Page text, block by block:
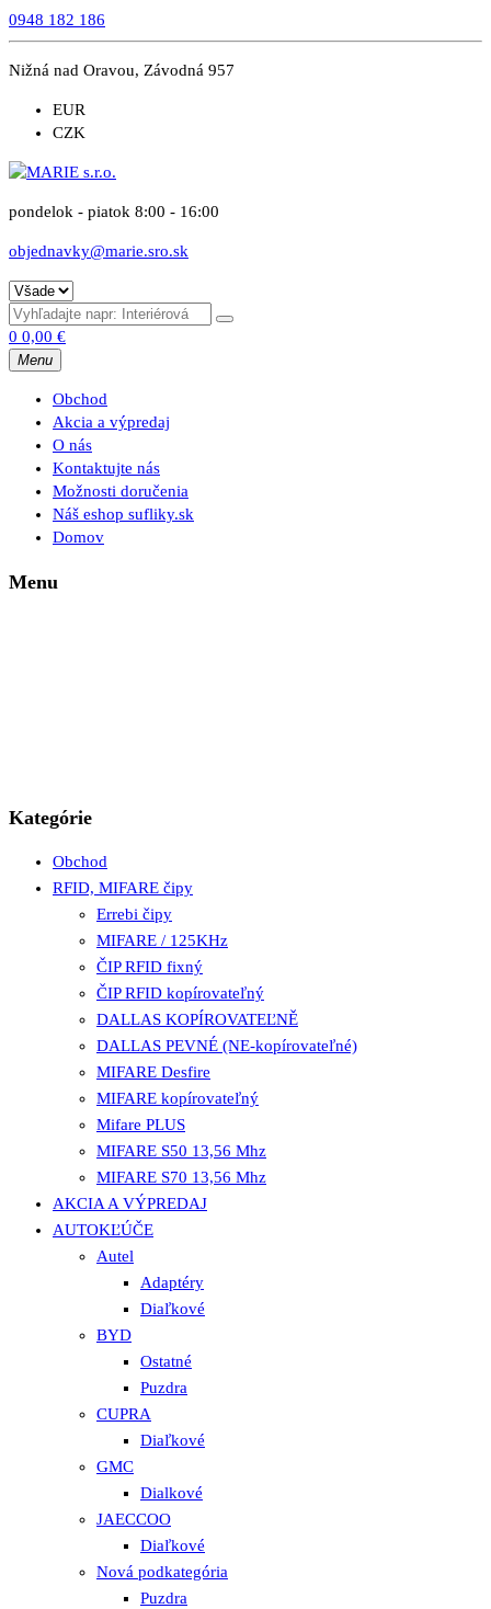
0948 182 186
Nižná nad Oravou, Závodná 957
EUR
CZK
pondelok - piatok 8:00 - 16:00
objednavky@marie.sro.sk
0 0,00 €
Menu
Obchod
Akcia a výpredaj
O nás
Kontaktujte nás
Možnosti doručenia
Náš eshop sufliky.sk
Domov
Menu
Kategórie
Obchod
RFID, MIFARE čipy
Errebi čipy
MIFARE / 125KHz
ČIP RFID fixný
ČIP RFID kopírovateľný
DALLAS KOPÍROVATEĽNĚ
DALLAS PEVNÉ (NE-kopírovateľné)
MIFARE Desfire
MIFARE kopírovateľný
Mifare PLUS
MIFARE S50 13,56 Mhz
MIFARE S70 13,56 Mhz
AKCIA A VÝPREDAJ
AUTOKĽÚČE
Autel
Adaptéry
Diaľkové
BYD
Ostatné
Puzdra
CUPRA
Diaľkové
GMC
Dialkové
JAECCOO
Diaľkové
Nová podkategória
Puzdra